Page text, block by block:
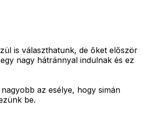
is választhatunk, de őket először
nagy hátránnyal indulnak és ez
az esélye, hogy simán
be.